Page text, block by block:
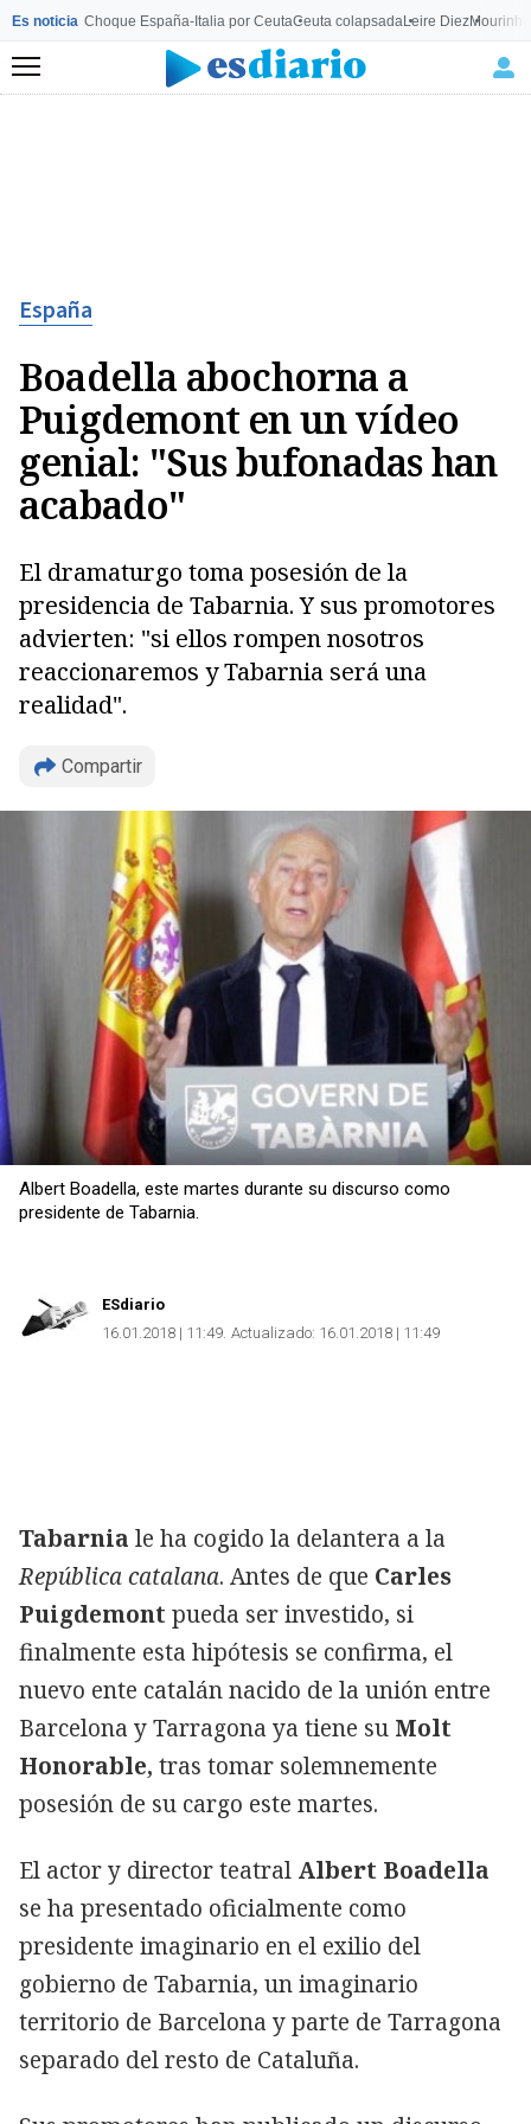
Es noticia Choque España-Italia por CeutaCeuta colapsadaLeire Diez
Menú
España
Boadella abochorna a
Puigdemont en un vídeo
genial: "Sus bufonadas han
acabado"
El dramaturgo toma posesión de la
presidencia de Tabarnia. Y sus promotores
advierten: "si ellos rompen nosotros
reaccionaremos y Tabarnia será una
realidad".
Compartir
Copiar
Albert Boadella, este martes durante su discurso como
presidente de Tabarnia.
ESdiario
16.01.2018 | 11:49 Actualizado: 16.01.2018 | 11:49
Tabarnia le ha cogido la delantera a la
República catalana. Antes de que Carles
Puigdemont pueda ser investido, si
finalmente esta hipótesis se confirma, el
nuevo ente catalán nacido de la unión entre
Barcelona y Tarragona ya tiene su Molt
Honorable, tras tomar solemnemente
posesión de su cargo este martes.
El actor y director teatral Albert Boadella
se ha presentado oficialmente como
presidente imaginario en el exilio del
gobierno de Tabarnia, un imaginario
territorio de Barcelona y parte de Tarragona
separado del resto de Cataluña.